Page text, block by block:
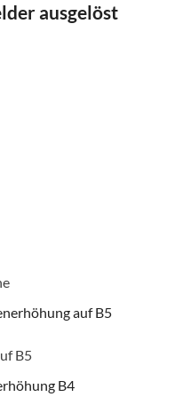
ausgelöst
auf B5
B5
B4